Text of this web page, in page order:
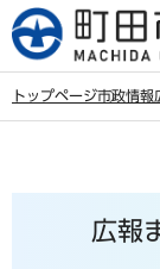
こ
の
トップページ市政情報
広報